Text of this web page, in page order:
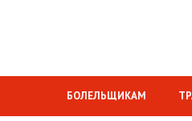
БОЛЕЛЬЩИКАМ